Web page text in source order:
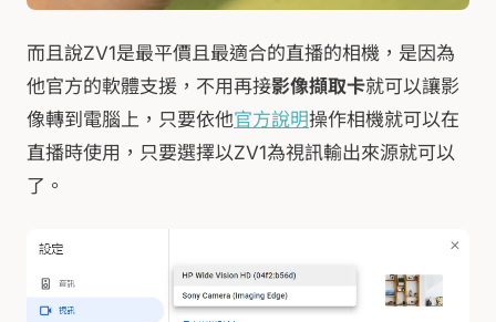
而且說ZV1是最平價且最適合的直播的相機，是因為
他官方的軟體支援，不用再接影像擷取卡就可以讓影
像轉到電腦上，只要依他官方說明操作相機就可以在
直播時使用，只要選擇以ZV1為視訊輸出來源就可以
了。